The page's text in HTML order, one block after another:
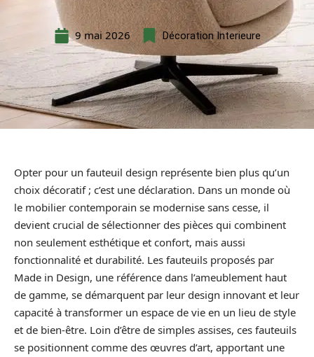
9 mai 2026 Décoration Interieure
Opter pour un fauteuil design représente bien plus qu’un
choix décoratif ; c’est une déclaration. Dans un monde où
le mobilier contemporain se modernise sans cesse, il
devient crucial de sélectionner des pièces qui combinent
non seulement esthétique et confort, mais aussi
fonctionnalité et durabilité. Les fauteuils proposés par
Made in Design, une référence dans l’ameublement haut
de gamme, se démarquent par leur design innovant et leur
capacité à transformer un espace de vie en un lieu de style
et de bien-être. Loin d’être de simples assises, ces fauteuils
se positionnent comme des œuvres d’art, apportant une